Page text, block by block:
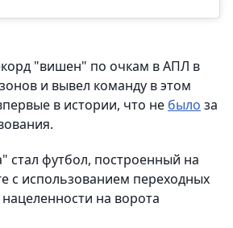
"вишен" по очкам в АПЛ в
и вывел команду в этом
в истории, что не было за
стал футбол, построенный на
с использованием переходных
на ворота